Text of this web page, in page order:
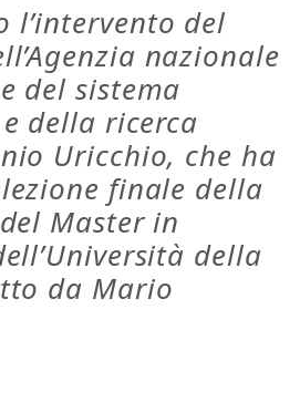
l’intervento del
nazionale
del sistema
della ricerca
Uricchio, che ha
finale della
Master in
della
da Mario